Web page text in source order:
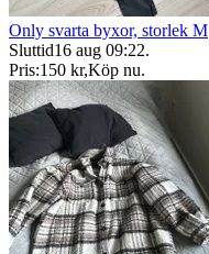
Only svarta byxor, storlek M
Sluttid16 aug 09:22.
Pris:150 kr,Köp nu.